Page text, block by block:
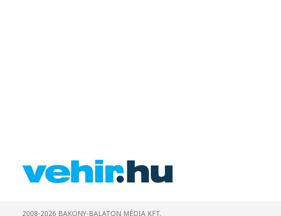
2008-2026 BAKONY-BALATON MÉDIA KFT.